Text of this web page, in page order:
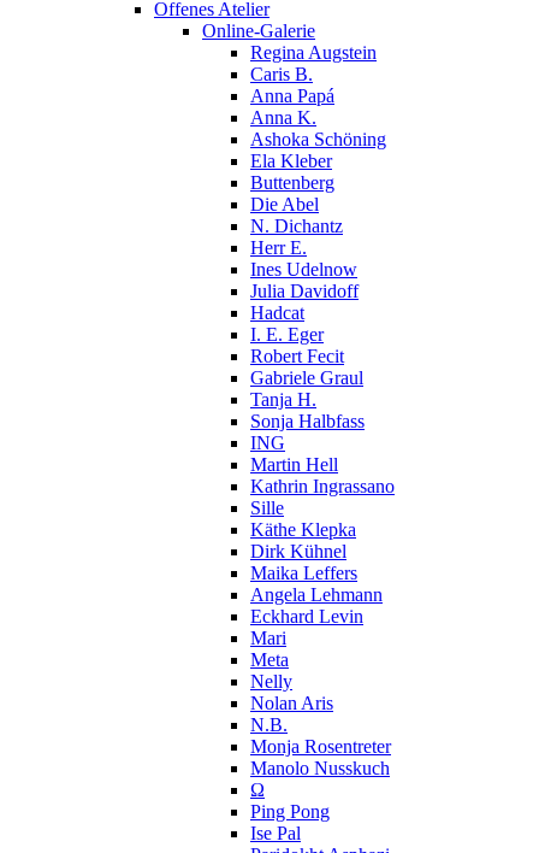
Offenes Atelier
Online-Galerie
Regina Augstein
Caris B.
Anna Papá
Anna K.
Ashoka Schöning
Ela Kleber
Buttenberg
Die Abel
N. Dichantz
Herr E.
Ines Udelnow
Julia Davidoff
Hadcat
I. E. Eger
Robert Fecit
Gabriele Graul
Tanja H.
Sonja Halbfass
ING
Martin Hell
Kathrin Ingrassano
Sille
Käthe Klepka
Dirk Kühnel
Maika Leffers
Angela Lehmann
Eckhard Levin
Mari
Meta
Nelly
Nolan Aris
N.B.
Monja Rosentreter
Manolo Nusskuch
Ω
Ping Pong
Ise Pal